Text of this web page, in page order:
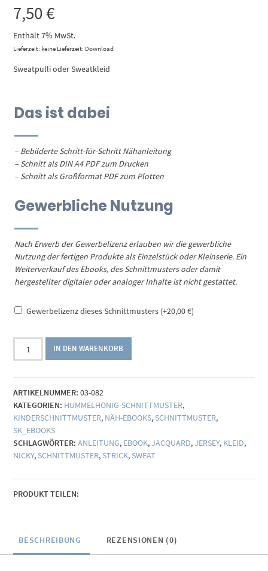
7,50€
Enthält 7% MwSt.
Lieferzeit: keine Lieferzeit: Download
Sweatpulli oder Sweatkleid
Das ist dabei
– Bebilderte Schritt-für-Schritt Nähanleitung
– Schnitt als DIN A4 PDF zum Drucken
– Schnitt als Großformat PDF zum Plotten
Gewerbliche Nutzung
Nach Erwerb der Gewerbelizenz erlauben wir die gewerbliche
Nutzung der fertigen Produkte als Einzelstück oder Kleinserie. Ein
Weiterverkauf des Ebooks, des Schnittmusters oder damit
hergestellter digitaler oder analoger Inhalte ist nicht gestattet.
Gewerbelizenz dieses Schnittmusters (+20,00€)
Ebook
Kinder
Reh
(Gr.
86-
158)
Menge
IN DEN WARENKORB
ARTIKELNUMMER: 03-082
KATEGORIEN: HUMMELHONIG-SCHNITTMUSTER,
KINDERSCHNITTMUSTER, NÄH-EBOOKS, SCHNITTMUSTER,
SK_EBOOKS
SCHLAGWÖRTER: ANLEITUNG, EBOOK,JACQUARD,JERSEY, KLEID,
NICKY, SCHNITTMUSTER, STRICK, SWEAT
PRODUKT TEILEN:
BESCHREIBUNG REZENSIONEN (0)